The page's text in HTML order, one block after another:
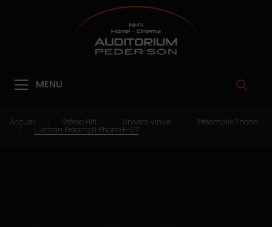
MENU
Accueil / Stéréo Hifi / Univers Vinyle / Préamplis Phono
/ Luxman Préampli Phono E-07